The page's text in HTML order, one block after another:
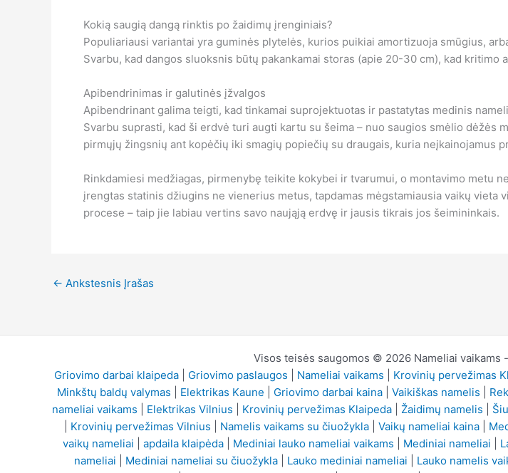
Kokią saugią dangą rinktis po žaidimų įrenginiais?
Populiariausi variantai yra guminės plytelės, kurios puikiai amortizuoja smūgius,
Svarbu, kad dangos sluoksnis būtų pakankamai storas (apie 20-30 cm), kad kritimo
Apibendrinimas ir galutinės įžvalgos
Apibendrinant galima teigti, kad tinkamai suprojektuotas ir pastatytas medinis
Svarbu suprasti, kad ši erdvė turi augti kartu su šeima – nuo saugios smėlio
pirmųjų žingsnių ant kopėčių iki smagių popiečių su draugais, kuria neįkainojamus
Rinkdamiesi medžiagas, pirmenybę teikite kokybei ir tvarumui, o montavimo metu
įrengtas statinis džiugins ne vienerius metus, tapdamas mėgstamiausia vaikų vieta
procese – taip jie labiau vertins savo naująją erdvę ir jausis tikrais jos šeimininkais.
← Ankstesnis Įrašas
Visos teisės saugomos © 2026 Nameliai vaikams
Griovimo darbai klaipeda| Griovimo paslaugos Nameliai vaikams Krovinių pervežimas
Minkštų baldų valymas
Elektrikas Kaune Griovimo darbai kaina Vaikiškas namelis
nameliai vaikams
Elektrikas Vilnius Krovinių pervežimas Klaipeda| Žaidimų namelis
Krovinių pervežimas Vilnius Namelis vaikams su čiuožykla Vaikų nameliai kaina
vaikų nameliai
apdaila klaipėda Mediniai lauko nameliai vaikams Mediniai nameliai
nameliai
Mediniai nameliai su čiuožykla| Lauko mediniai nameliai Lauko namelis